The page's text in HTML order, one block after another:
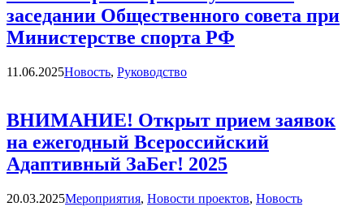
заседании Общественного совета при
Министерстве спорта РФ
11.06.2025Категории
Новость, Руководство
ВНИМАНИЕ! Открыт прием заявок
на ежегодный Всероссийский
Адаптивный ЗаБег! 2025
20.03.2025Категории
Мероприятия, Новости проектов, Новость